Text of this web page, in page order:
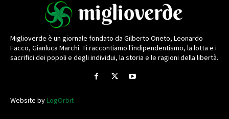
Miglioverde è un giornale fondato da Gilberto Oneto, Leonardo
Facco, Gianluca Marchi. Ti raccontiamo l'indipendentismo, la lotta e i
sacrifici dei popoli e degli individui, la storia e le ragioni della libertà.
Website byLogOrbit